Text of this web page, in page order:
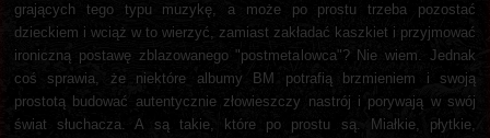
grających tego typu muzykę, a może po prostu trzeba pozostać
dzieckiem i wciąż w to wierzyć, zamiast zakładać kaszkiet i przyjmować
ironiczną postawę zblazowanego "postmetalowca"? Nie wiem. Jednak
coś sprawia, że niektóre albumy BM potrafią brzmieniem i swoją
prostotą budować autentycznie złowieszczy nastrój i porywają w swój
świat słuchacza. A są takie, które po prostu są. Miałkie, płytkie,